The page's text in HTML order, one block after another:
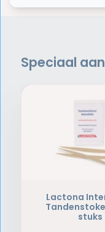
Speciaal
Lactona
stuks